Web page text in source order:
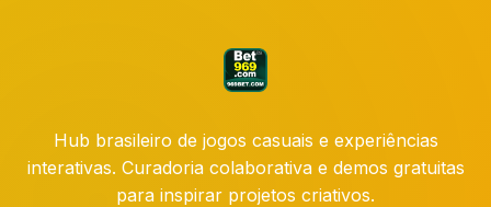
Hub brasileiro de jogos casuais e experiências
interativas. Curadoria colaborativa e demos gratuitas
para inspirar projetos criativos.